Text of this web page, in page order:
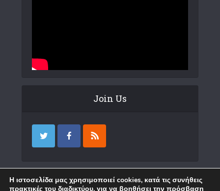
Join Us
Επικοινωνία
Η ιστοσελίδα μας χρησιμοποιεί cookies, κατά τις συνήθεις
πρακτικές του διαδικτύου, για να βοηθήσει την πρόσβαση